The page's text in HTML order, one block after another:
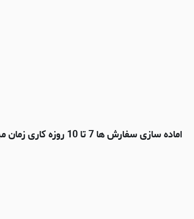
اماده سازی سفارش ها 7 تا 10 روزه کاری زمان میبرد و بعدش با شرکت پستی چاپار ارسال میشه